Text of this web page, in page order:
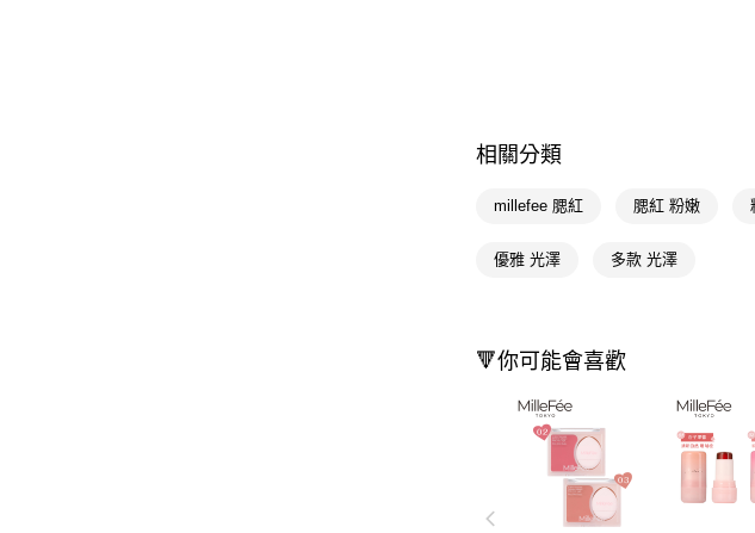
相關分類
millefee 腮紅 腮紅 粉嫩
優雅 光澤 多款 光澤
🔻你可能會喜歡